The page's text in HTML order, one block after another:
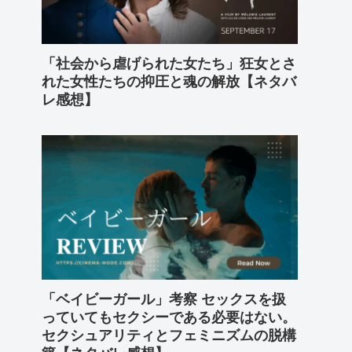
「社会から虐げられた女たち」狂女とさ
れた女性たちの抑圧と魂の解放【ネタバ
レ感想】
「ベイビーガール」考察 セックスを扱
っていてもセクシーである必要はない。
セクシュアリティとフェミニズムの脱構